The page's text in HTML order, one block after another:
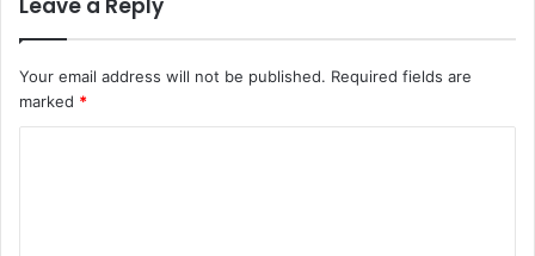
Your email address will not be published. Required fields are
marked *